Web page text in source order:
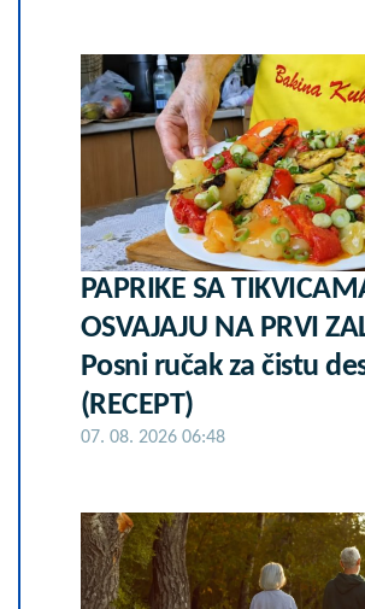
PAPRIKE SA
OSVAJAJU NA PRVI
Posni ručak za čistu
(RECEPT)
07. 08. 2026 06:48